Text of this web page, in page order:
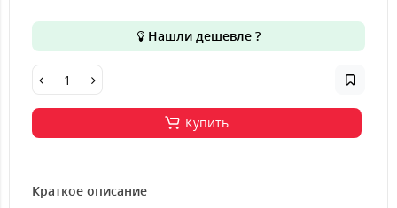
Нашли дешевле ?
Купить
Краткое описание